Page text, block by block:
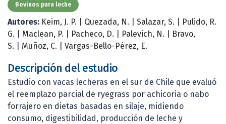
Bovinos para leche
Autores: Keim, J. P. Quezada, N. Salazar, S.
Pulido, R.
G.
Maclean, P. Pacheco, D. Palevich, N.
Bravo,
S.
Muñoz, C. Vargas-Bello-Pérez, E.
Descripción del estudio
Estudio con vacas lecheras en el sur de Chile que evaluó
el reemplazo parcial de ryegrass por achicoria o nabo
forrajero en dietas basadas en silaje, midiendo
consumo, digestibilidad, producción de leche y